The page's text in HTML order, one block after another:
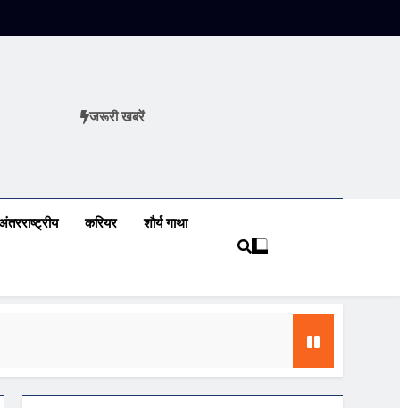
जरूरी खबरें
करियर शौर्य गाथा